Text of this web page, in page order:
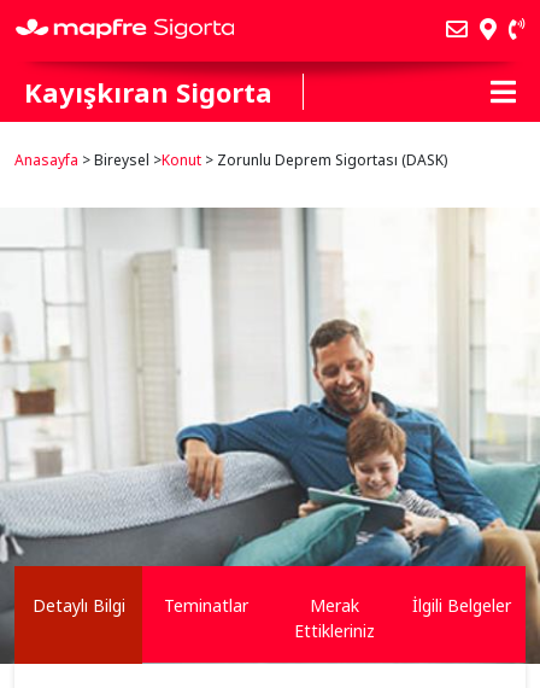
Kayışkıran Sigorta
Anasayfa > Bireysel >Konut > Zorunlu Deprem Sigortası (DASK)
Detaylı Bilgi Teminatlar
Merak
Ettikleriniz
İlgili Belgeler